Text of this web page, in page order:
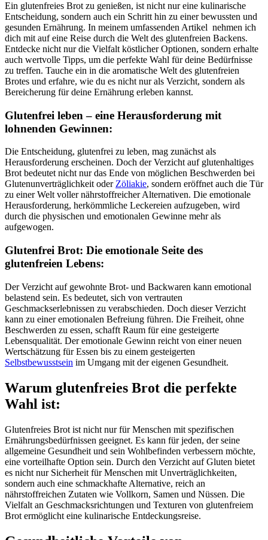
Ein glutenfreies Brot zu genießen, ist nicht nur eine kulinarische
Entscheidung, sondern auch ein Schritt hin zu einer bewussten und
gesunden Ernährung. In meinem umfassenden Artikel nehmen ich
dich mit auf eine Reise durch die Welt des glutenfreien Backens.
Entdecke nicht nur die Vielfalt köstlicher Optionen, sondern erhalte
auch wertvolle Tipps, um die perfekte Wahl für deine Bedürfnisse
zu treffen. Tauche ein in die aromatische Welt des glutenfreien
Brotes und erfahre, wie du es nicht nur als Verzicht, sondern als
Bereicherung für deine Ernährung erleben kannst.
Glutenfrei leben – eine Herausforderung mit
lohnenden Gewinnen:
Die Entscheidung, glutenfrei zu leben, mag zunächst als
Herausforderung erscheinen. Doch der Verzicht auf glutenhaltiges
Brot bedeutet nicht nur das Ende von möglichen Beschwerden bei
Glutenunverträglichkeit oderZöliakie, sondern eröffnet auch die Tür
zu einer Welt voller nährstoffreicher Alternativen. Die emotionale
Herausforderung, herkömmliche Leckereien aufzugeben, wird
durch die physischen und emotionalen Gewinne mehr als
aufgewogen.
Glutenfrei Brot: Die emotionale Seite des
glutenfreien Lebens:
Der Verzicht auf gewohnte Brot- und Backwaren kann emotional
belastend sein. Es bedeutet, sich von vertrauten
Geschmackserlebnissen zu verabschieden. Doch dieser Verzicht
kann zu einer emotionalen Befreiung führen. Die Freiheit, ohne
Beschwerden zu essen, schafft Raum für eine gesteigerte
Lebensqualität. Der emotionale Gewinn reicht von einer neuen
Wertschätzung für Essen bis zu einem gesteigerten
Selbstbewusstsein im Umgang mit der eigenen Gesundheit.
Warum glutenfreies Brot die perfekte
Wahl ist:
Glutenfreies Brot ist nicht nur für Menschen mit spezifischen
Ernährungsbedürfnissen geeignet. Es kann für jeden, der seine
allgemeine Gesundheit und sein Wohlbefinden verbessern möchte,
eine vorteilhafte Option sein. Durch den Verzicht auf Gluten bietet
es nicht nur Sicherheit für Menschen mit Unverträglichkeiten,
sondern auch eine schmackhafte Alternative, reich an
nährstoffreichen Zutaten wie Vollkorn, Samen und Nüssen. Die
Vielfalt an Geschmacksrichtungen und Texturen von glutenfreiem
Brot ermöglicht eine kulinarische Entdeckungsreise.